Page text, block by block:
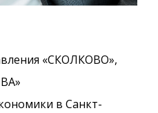
«СКОЛКОВО»,
в Санкт-